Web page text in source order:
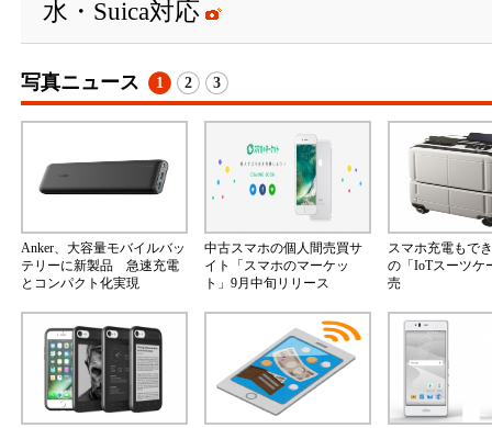
水・Suica対応
写真ニュース 1 2 3
Anker、大容量モバイルバッ
テリーに新製品 急速充電
とコンパクト化実現
中古スマホの個人間売買サ
イト「スマホのマーケッ
ト」9月中旬リリース
スマホ充電もで
の「IoTスーツケ
売